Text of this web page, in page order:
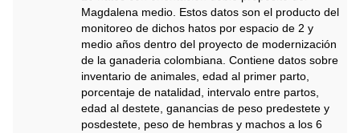
Magdalena medio. Estos datos son el producto del
monitoreo de dichos hatos por espacio de 2 y
medio años dentro del proyecto de modernización
de la ganaderia colombiana. Contiene datos sobre
inventario de animales, edad al primer parto,
porcentaje de natalidad, intervalo entre partos,
edad al destete, ganancias de peso predestete y
posdestete, peso de hembras y machos a los 6